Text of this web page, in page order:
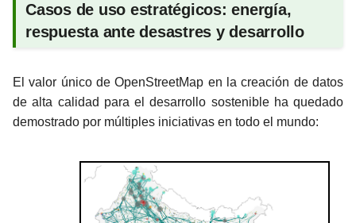
el acceso
¿Quién utiliza los datos de
red de OpenStreetMap?
Cartografía responsable de la
red: Comprender los riesgos
Casos de uso estratégicos: energía,
respuesta ante desastres y desarrollo
El valor único de OpenStreetMap en la creación de datos
de alta calidad para el desarrollo sostenible ha quedado
demostrado por múltiples iniciativas en todo el mundo: